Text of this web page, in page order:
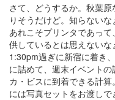
さて、どうするか。秋葉
りそうだけど。知らないな
あれこそプリンタであっ
供しているとは思えないな
1:30pm過ぎに新宿に着き
に詰めて、週末イベント
カ・ビスに到着できる計
には写真セットをお渡しで